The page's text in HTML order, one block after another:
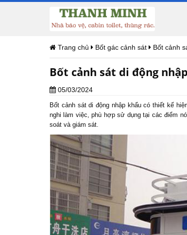
Trang chủ Bốt gác cảnh sát Bốt cảnh
Bốt cảnh sát di động
05/03/2024
Bốt cảnh sátdi động nhập khẩu có thiết kế
nghi làm việc, phù hợp sử dụng tại các điểm
soát và giám sát.